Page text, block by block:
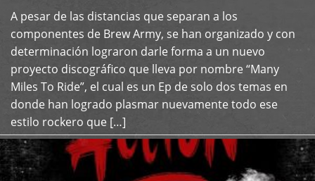
A pesar de las distancias que separan a los
componentes de Brew Army, se han organizado y con
determinación lograron darle forma a un nuevo
proyecto discográfico que lleva por nombre “Many
Miles To Ride”, el cual es un Ep de solo dos temas en
donde han logrado plasmar nuevamente todo ese
estilo rockero que […]
+